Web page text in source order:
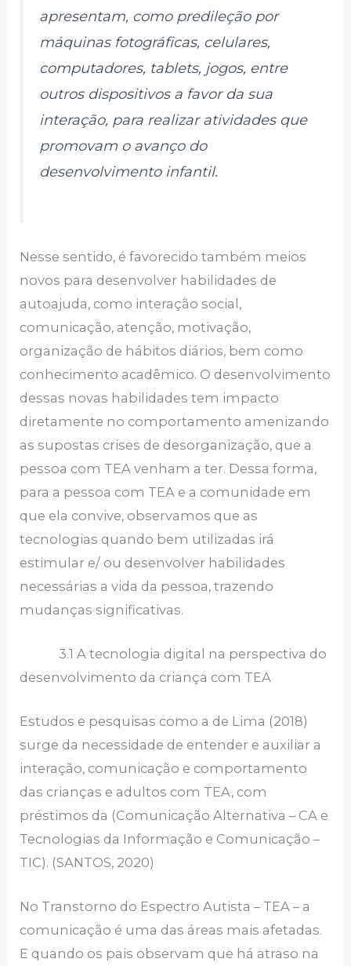
apresentam, como predileção por
máquinas fotográficas, celulares,
computadores, tablets, jogos, entre
outros dispositivos a favor da sua
interação, para realizar atividades que
promovam o avanço do
desenvolvimento infantil.
Nesse sentido, é favorecido também meios
novos para desenvolver habilidades de
autoajuda, como interação social,
comunicação, atenção, motivação,
organização de hábitos diários, bem como
conhecimento acadêmico. O desenvolvimento
dessas novas habilidades tem impacto
diretamente no comportamento amenizando
as supostas crises de desorganização, que a
pessoa com TEA venham a ter. Dessa forma,
para a pessoa com TEA e a comunidade em
que ela convive, observamos que as
tecnologias quando bem utilizadas irá
estimular e/ ou desenvolver habilidades
necessárias a vida da pessoa, trazendo
mudanças significativas.
3.1 A tecnologia digital na perspectiva do
desenvolvimento da criança com TEA
Estudos e pesquisas como a de Lima (2018)
surge da necessidade de entender e auxiliar a
interação, comunicação e comportamento
das crianças e adultos com TEA, com
préstimos da (Comunicação Alternativa – CA e
Tecnologias da Informação e Comunicação –
TIC). (SANTOS, 2020)
No Transtorno do Espectro Autista – TEA – a
comunicação é uma das áreas mais afetadas.
E quando os pais observam que há atraso na